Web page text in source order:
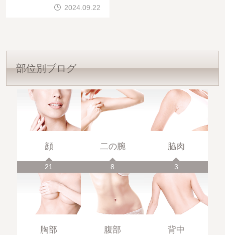
2024.09.22
部位別ブログ
顔
21
二の腕
8
脇肉
3
胸部 腹部 背中